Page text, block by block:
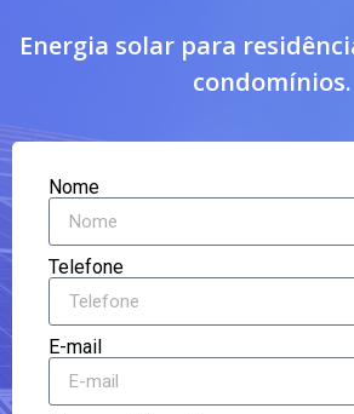
Energia solar para
condomínios.
Nome
Telefone
E-mail